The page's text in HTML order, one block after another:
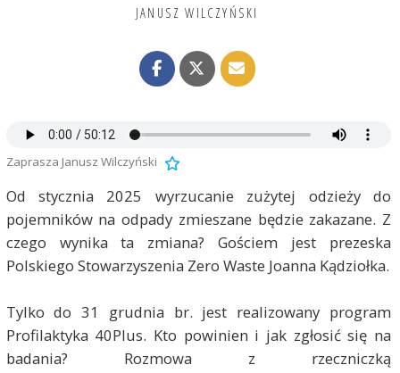
JANUSZ WILCZYŃSKI
Zaprasza Janusz Wilczyński
Od stycznia 2025 wyrzucanie zużytej odzieży do
pojemników na odpady zmieszane będzie zakazane. Z
czego wynika ta zmiana? Gościem jest prezeska
Polskiego Stowarzyszenia Zero Waste Joanna Kądziołka.
Tylko do 31 grudnia br. jest realizowany program
Profilaktyka 40Plus. Kto powinien i jak zgłosić się na
badania? Rozmowa z rzeczniczką